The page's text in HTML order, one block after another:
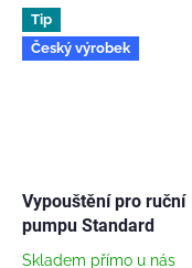
Tip
Český výrobek
Vypouštění pro ruční
pumpu Standard
Skladem přímo u nás